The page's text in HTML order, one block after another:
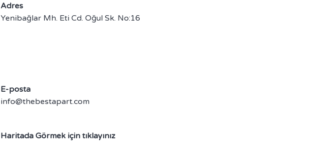
Adres
Yenibağlar Mh. Eti Cd. Oğul Sk. No:16
E-posta
info@thebestapart.com
Haritada Görmek için tıklayınız